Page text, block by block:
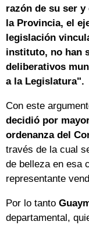
razón de su ser
la Provincia, el
legislación
instituto, no han
deliberativos
a la Legislatura".
Con este
decidió por
ordenanza del
través de la cual
de belleza en esa
representante
Por lo tanto
departamental,